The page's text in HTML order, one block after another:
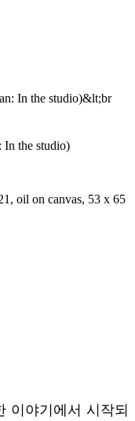
the studio)
이야기에서 시작되